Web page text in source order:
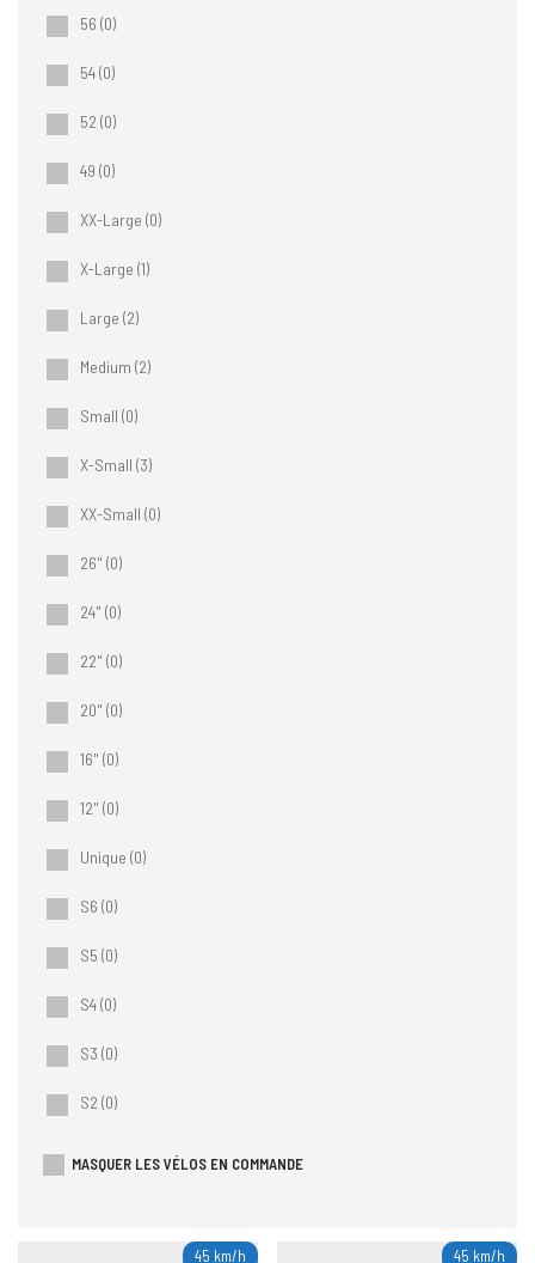
56 (0)
54(0)
52 (0)
49 (0)
XX-Large (0)
X-Large (1)
Large (2)
Medium (2)
Small (0)
X-Small (3)
XX-Small (0)
26" (0)
24" (0)
22" (0)
20" (0)
16" (0)
12" (0)
Unique (0)
S6 (0)
S5 (0)
S4(0)
S3 (0)
S2 (0)
MASQUER LES VÉLOS EN COMMANDE
45 km/h 45 km/h